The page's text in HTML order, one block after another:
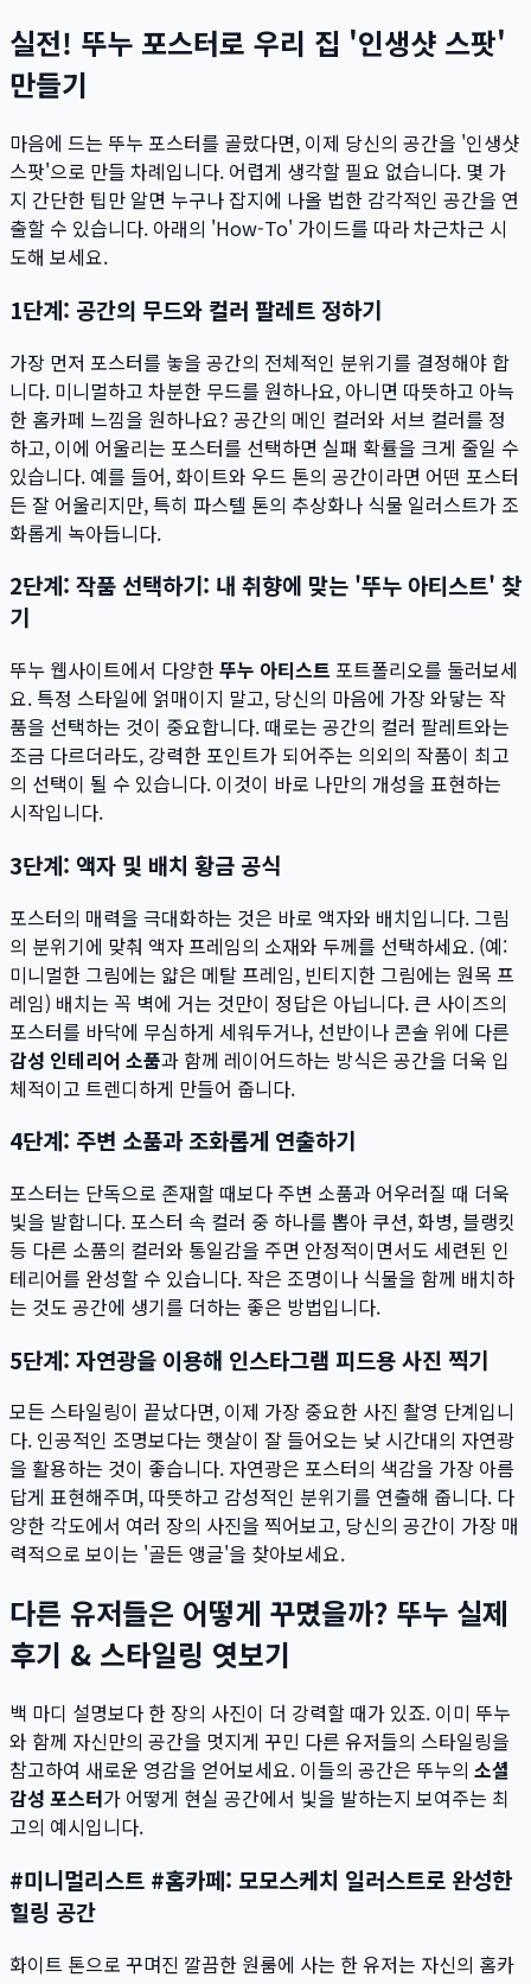
실전! 뚜누 포스터로 우리 집 '인생샷 스팟'
만들기
마음에 드는 뚜누 포스터를 골랐다면, 이제 당신의 공간을 '인생샷
스팟'으로 만들 차례입니다. 어렵게 생각할 필요 없습니다. 몇 가
지 간단한 팁만 알면 누구나 잡지에 나올 법한 감각적인 공간을 연
출할 수 있습니다. 아래의 'How-To' 가이드를 따라 차근차근 시
도해 보세요.
1단계: 공간의 무드와 컬러 팔레트 정하기
가장 먼저 포스터를 놓을 공간의 전체적인 분위기를 결정해야 합
니다. 미니멀하고 차분한 무드를 원하나요, 아니면 따뜻하고 아늑
한 홈카페 느낌을 원하나요? 공간의 메인 컬러와 서브 컬러를 정
하고, 이에 어울리는 포스터를 선택하면 실패 확률을 크게 줄일 수
있습니다. 예를 들어, 화이트와 우드 톤의 공간이라면 어떤 포스터
든 잘 어울리지만, 특히 파스텔 톤의 추상화나 식물 일러스트가 조
화롭게 녹아듭니다.
2단계: 작품 선택하기: 내 취향에 맞는 '뚜누 아티스트' 찾
기
뚜누 웹사이트에서 다양한뚜누 아티스트 포트폴리오를 둘러보세
요. 특정 스타일에 얽매이지 말고, 당신의 마음에 가장 와닿는 작
품을 선택하는 것이 중요합니다. 때로는 공간의 컬러 팔레트와는
조금 다르더라도, 강력한 포인트가 되어주는 의외의 작품이 최고
의 선택이 될 수 있습니다. 이것이 바로 나만의 개성을 표현하는
시작입니다.
3단계: 액자 및 배치 황금 공식
포스터의 매력을 극대화하는 것은 바로 액자와 배치입니다. 그림
의 분위기에 맞춰 액자 프레임의 소재와 두께를 선택하세요. (예:
미니멀한 그림에는 얇은 메탈 프레임, 빈티지한 그림에는 원목 프
레임) 배치는 꼭 벽에 거는 것만이 정답은 아닙니다. 큰 사이즈의
포스터를 바닥에 무심하게 세워두거나, 선반이나 콘솔 위에 다른
감성 인테리어 소품과 함께 레이어드하는 방식은 공간을 더욱 입
체적이고 트렌디하게 만들어 줍니다.
4단계: 주변 소품과 조화롭게 연출하기
포스터는 단독으로 존재할 때보다 주변 소품과 어우러질 때 더욱
빛을 발합니다. 포스터 속 컬러 중 하나를 뽑아 쿠션, 화병, 블랭킷
등 다른 소품의 컬러와 통일감을 주면 안정적이면서도 세련된 인
테리어를 완성할 수 있습니다. 작은 조명이나 식물을 함께 배치하
는 것도 공간에 생기를 더하는 좋은 방법입니다.
5단계: 자연광을 이용해 인스타그램 피드용 사진 찍기
모든 스타일링이 끝났다면, 이제 가장 중요한 사진 촬영 단계입니
다. 인공적인 조명보다는 햇살이 잘 들어오는 낮 시간대의 자연광
을 활용하는 것이 좋습니다. 자연광은 포스터의 색감을 가장 아름
답게 표현해주며, 따뜻하고 감성적인 분위기를 연출해 줍니다. 다
양한 각도에서 여러 장의 사진을 찍어보고, 당신의 공간이 가장 매
력적으로 보이는 '골든 앵글'을 찾아보세요.
다른 유저들은 어떻게 꾸몄을까? 뚜누 실제
후기 & 스타일링 엿보기
백 마디 설명보다 한 장의 사진이 더 강력할 때가 있죠. 이미 뚜누
와 함께 자신만의 공간을 멋지게 꾸민 다른 유저들의 스타일링을
참고하여 새로운 영감을 얻어보세요. 이들의 공간은 뚜누의 소셜
감성 포스터가 어떻게 현실 공간에서 빛을 발하는지 보여주는 최
고의 예시입니다.
#미니멀리스트 #홈카페: 모모스케치 일러스트로 완성한
힐링 공간
화이트 톤으로 꾸며진 깔끔한 원룸에 사는 한 유저는 자신의 홈카